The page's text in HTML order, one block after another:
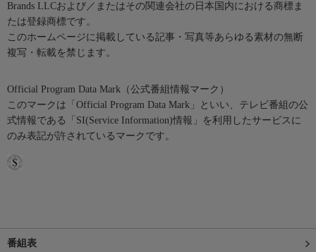
Brands LLCおよび／またはその関連会社の日本国内における商標ま
たは登録商標です。
このホームページに掲載している記事・写真等あらゆる素材の無断
複写・転載を禁じます。
Official Program Data Mark（公式番組情報マーク）
このマークは「Official Program Data Mark」といい、テレビ番組の公
式情報である「SI(Service Information)情報」を利用したサービスに
のみ表記が許されているマークです。
番組表